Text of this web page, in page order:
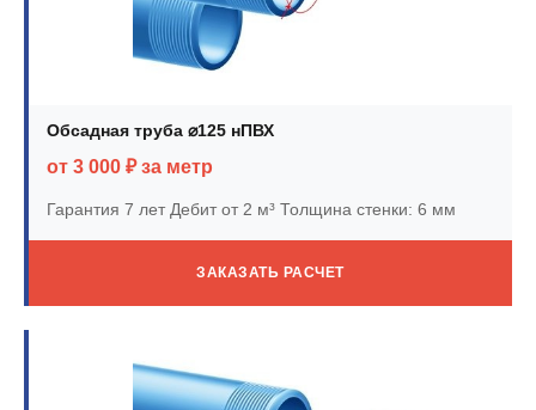
Обсадная труба ⌀125 нПВХ
от 3 000 ₽ за метр
Гарантия 7 летДебит от 2 м³ Толщина стенки: 6 мм
ЗАКАЗАТЬ РАСЧЕТ